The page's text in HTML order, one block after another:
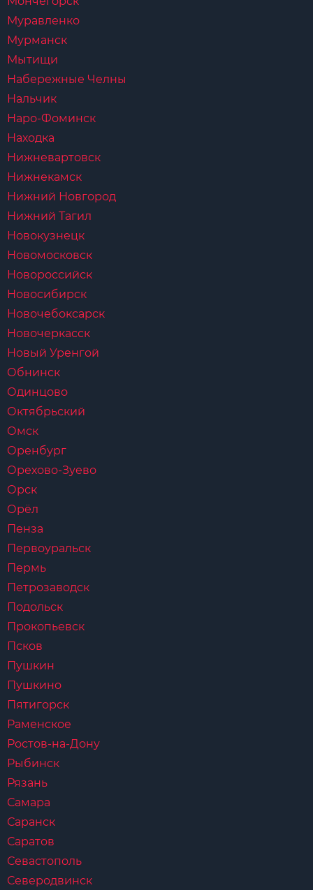
Муравленко
Мурманск
Мытищи
Набережные Челны
Нальчик
Наро-Фоминск
Находка
Нижневартовск
Нижнекамск
Нижний Новгород
Нижний Тагил
Новокузнецк
Новомосковск
Новороссийск
Новосибирск
Новочебоксарск
Новочеркасск
Новый Уренгой
Обнинск
Одинцово
Октябрьский
Омск
Оренбург
Орехово-Зуево
Орск
Орёл
Пенза
Первоуральск
Пермь
Петрозаводск
Подольск
Прокопьевск
Псков
Пушкин
Пушкино
Пятигорск
Раменское
Ростов-на-Дону
Рыбинск
Рязань
Самара
Саранск
Саратов
Севастополь
Северодвинск